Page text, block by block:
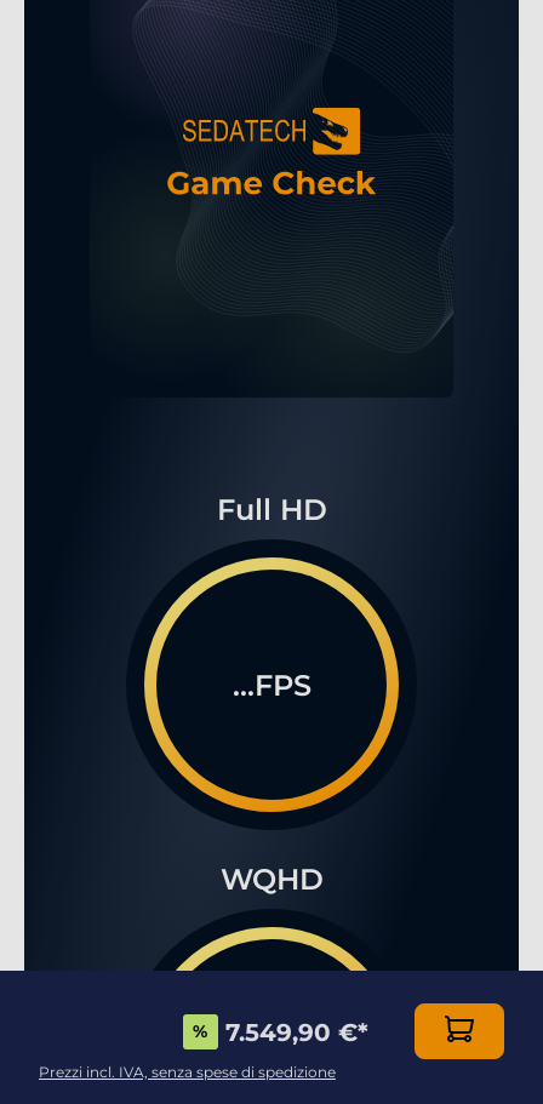
Full HD
...FPS
WQHD
...FPS
% 7.549,90 €*
Prezzi incl. IVA, senza spese di spedizione